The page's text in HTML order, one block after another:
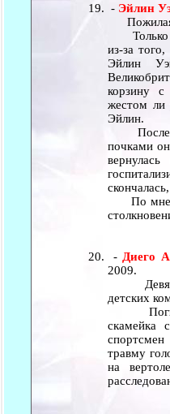
- Эйлин
Пожилая
Только
из-за
Эйлин
корзину с
жестом ли
Эйлин.
После
почками
По
- Диего
2009.
детских
Погиб
скамейка
травму
на